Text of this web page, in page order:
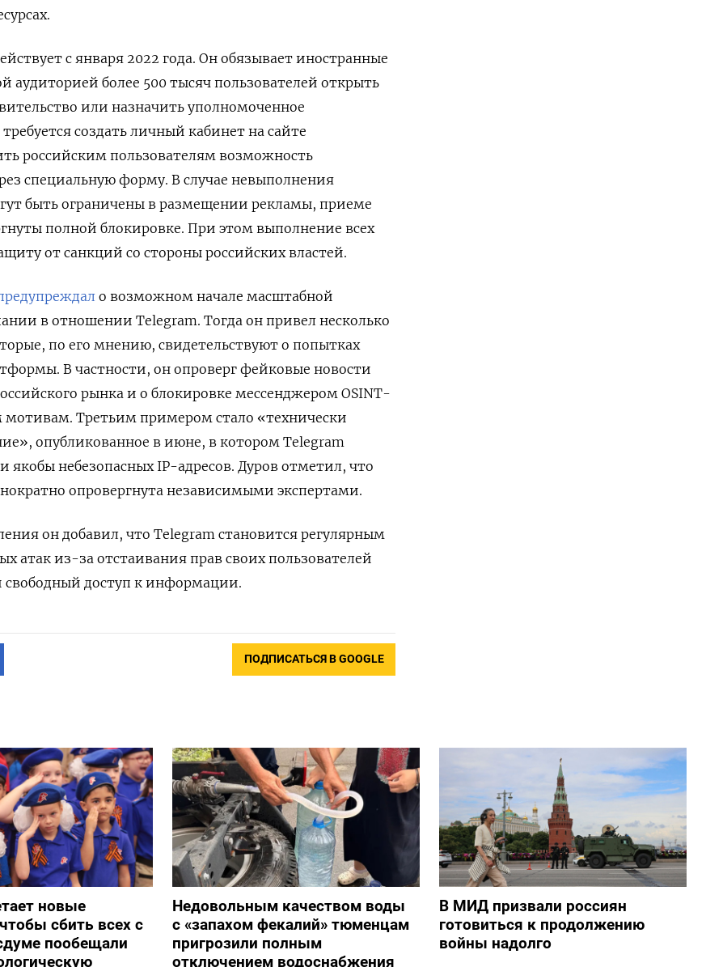
с января 2022 года. Он обязывает иностранные
более 500 тысяч пользователей открыть
или назначить уполномоченное
создать личный кабинет на сайте
российским пользователям возможность
специальную форму. В случае невыполнения
быть ограничены в размещении рекламы, приеме
полной блокировке. При этом выполнение всех
от санкций со стороны российских властей.
о возможном начале масштабной
в отношении Telegram. Тогда он привел несколько
по его мнению, свидетельствуют о попытках
В частности, он опроверг фейковые новости
рынка и о блокировке мессенджером OSINT-
мотивам. Третьим примером стало «технически
опубликованное в июне, в котором Telegram
якобы небезопасных IP-адресов. Дуров отметил, что
опровергнута независимыми экспертами.
он добавил, что Telegram становится регулярным
атак из-за отстаивания прав своих пользователей
свободный доступ к информации.
ПОДПИСАТЬСЯ В GOOGLE
новые
сбить всех с
пообещали
Недовольным качеством воды
с «запахом фекалий» тюменцам
пригрозили полным
отключением водоснабжения
В МИД призвали россиян
готовиться к продолжению
войны надолго